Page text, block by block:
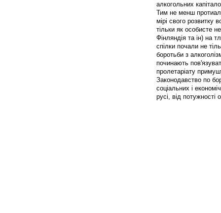
алкогольних
Тим не менш
мірі свого розвитку
тільки як особисте
Фінляндія та ін) на
спілки почали не
боротьби з
починають
пролетаріату
Законодавство по
соціальних і
русі, від потужності